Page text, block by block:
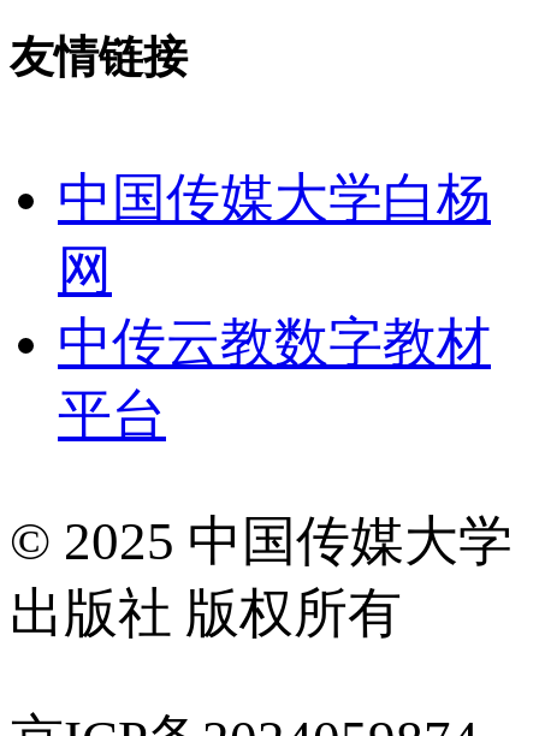
友情链接
中国传媒大学白杨
网
中传云教数字教材
平台
© 2025 中国传媒大学
出版社 版权所有